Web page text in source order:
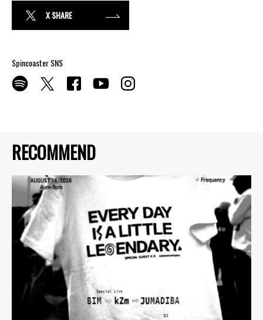
RECOMMEND
X SHARE
Spincoaster SNS